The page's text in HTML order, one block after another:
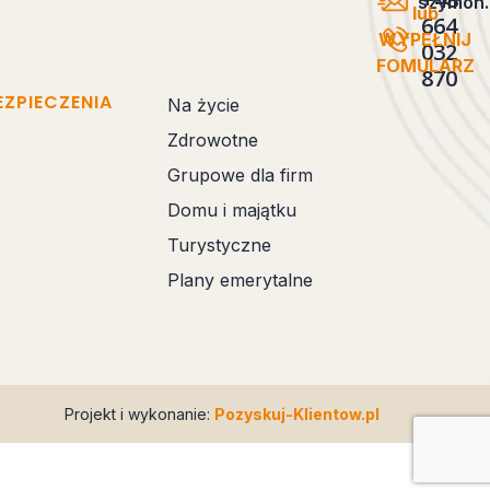
Na życie
Zdrowotne
Grupowe dla firm
Domu i majątku
Turystyczne
Plany emerytalne
664
032
870
lub
WYPEŁNIJ
FOMULARZ
Projekt i wykonanie: Pozyskuj-Klientow.pl